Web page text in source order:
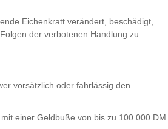
Eichenkratt verändert, beschädigt,
der verbotenen Handlung zu
vorsätzlich oder fahrlässig den
einer Geldbuße von bis zu 100 000 DM